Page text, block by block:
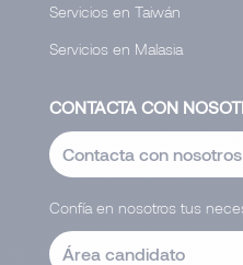
Servicios en Taiwán
Servicios en Malasia
CONTACTA CON
Contacta con nosotros
Confía en nosotros tus
Área candidato